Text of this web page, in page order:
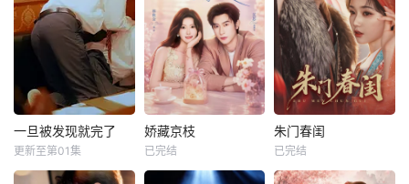
一旦被发现就完了
更新至第01集
娇藏京枝
已完结
朱门春闺
已完结